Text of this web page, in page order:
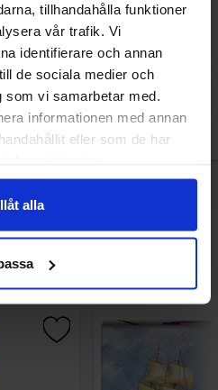
tillhandahålla funktioner
vår trafik. Vi
identifierare och annan
de sociala medier och
som vi samarbetar med.
informationen med annan
eller som de har
alla
(1st) Felko Dino
ostivat